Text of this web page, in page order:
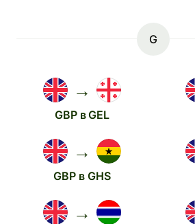
G
→
GBP в GEL
→
GBP в GHS
→